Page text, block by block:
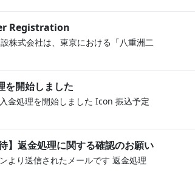
Registration
株式会社は、東京における「八重洲二
を開始しました
金処理を開始しました Icon 振込予定
】返金処理に‍関する確認のお願い
より送信されたメールです 返金‌処 理